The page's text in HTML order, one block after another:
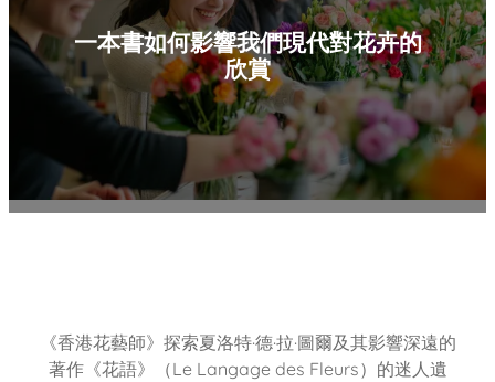
一本書如何影響我們現代對花卉的
欣賞
《香港花藝師》探索夏洛特·德·拉·圖爾及其影響深遠的
著作《花語》（Le Langage des Fleurs）的迷人遺